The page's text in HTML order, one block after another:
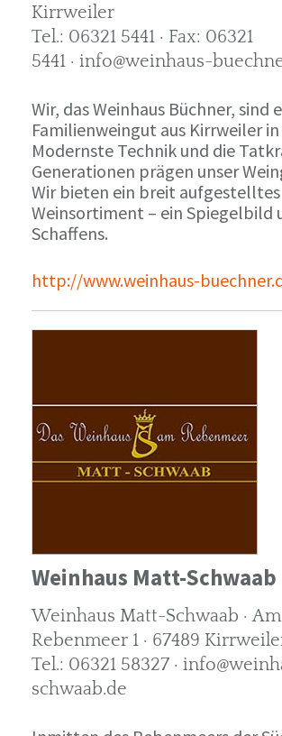
Kirrweiler
Tel.: 06321 5441 · Fax: 06321
5441 · info@weinhaus-
Wir, das Weinhaus Büchner, sind
Familienweingut aus Kirrweiler
Modernste Technik und die
Generationen prägen unser
Wir bieten ein breit aufgestelltes
Weinsortiment – ein Spiegelbild
Schaffens.
http://www.weinhaus-
Weinhaus Matt-Schwaab
Weinhaus Matt-Schwaab · Am
Rebenmeer 1 · 67489
Tel.: 06321 58327 ·
schwaab.de